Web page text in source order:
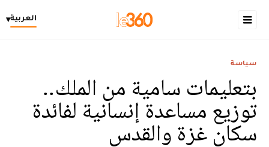
العربية▾
سياسة
بتعليمات سامية من الملك..
توزيع مساعدة إنسانية لفائدة
سكان غزة والقدس